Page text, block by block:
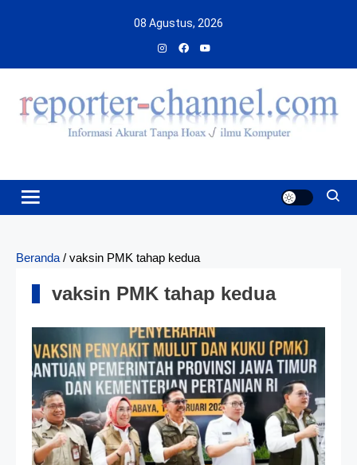
08 Agustus, 2026
Beranda / vaksin PMK tahap kedua
vaksin PMK tahap kedua